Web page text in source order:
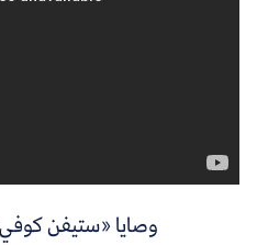
وصايا «ستيفن